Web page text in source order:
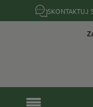
SKONTAKTUJ